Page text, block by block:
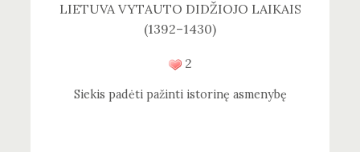
LIETUVA VYTAUTO DIDŽIOJO LAIKAIS
(1392–1430)
2
Siekis padėti pažinti istorinę asmenybę